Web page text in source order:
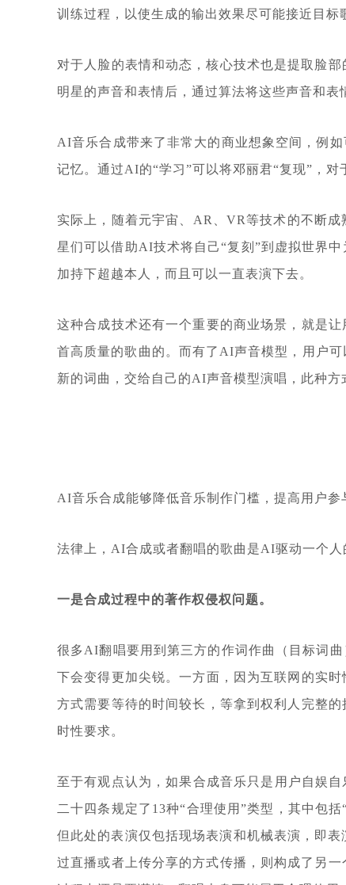
训练过程，以使生成的输出效果尽可能接近目标
对于人脸的表情和动态，核心技术也是提取脸
明星的声音和表情后，通过算法将这些声音和
AI音乐合成带来了非常大的商业想象空间，例
记忆。通过AI的“学习”可以将邓丽君“复现”，
实际上，随着元宇宙、AR、VR等技术的不断
星们可以借助AI技术将自己“复刻”到虚拟世界
加持下超越本人，而且可以一直表演下去。
这种合成技术还有一个重要的商业场景，就是
首高质量的歌曲的。而有了AI声音模型，用户
新的词曲，交给自己的AI声音模型演唱，此种方
AI音乐合成能够降低音乐制作门槛，提高用户
法律上，AI合成或者翻唱的歌曲是AI驱动一个
一是合成过程中的著作权侵权问题。
很多AI翻唱要用到第三方的作词作曲（目标词
下会变得更加尖锐。一方面，因为互联网的实
方式需要等待的时间较长，等拿到权利人完整
时性要求。
至于有观点认为，如果合成音乐只是用户自娱
二十四条规定了13种“合理使用”类型，其中包
但此处的表演仅包括现场表演和机械表演，即
过直播或者上传分享的方式传播，则构成了另